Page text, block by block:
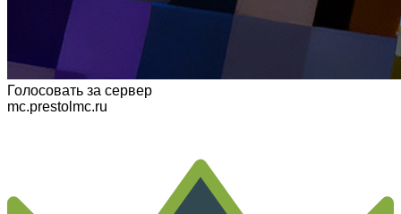
Голосовать за сервер
mc.prestolmc.ru